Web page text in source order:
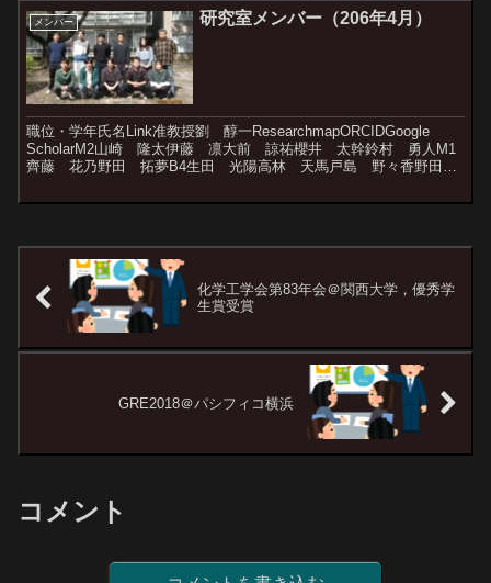
メンバー 研究室メンバー（206年4月）
職位・学年氏名Link准教授劉 醇一ResearchmapORCIDGoogle
ScholarM2山崎 隆太伊藤 凛大前 諒祐櫻井 太幹鈴村 勇人M1
齊藤 花乃野田 拓夢B4生田 光陽高林 天馬戸島 野々香野田
化学工学会第83年会＠関西大学，優秀学
生賞受賞
GRE2018＠パシフィコ横浜
コメント